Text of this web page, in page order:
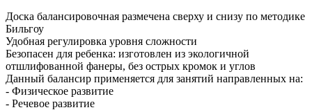
Доска балансировочная размечена сверху и снизу по методике
Бильгоу
Удобная регулировка уровня сложности
Безопасен для ребенка: изготовлен из экологичной
отшлифованной фанеры, без острых кромок и углов
Данный балансир применяется для занятий направленных на:
- Физическое развитие
- Речевое развитие